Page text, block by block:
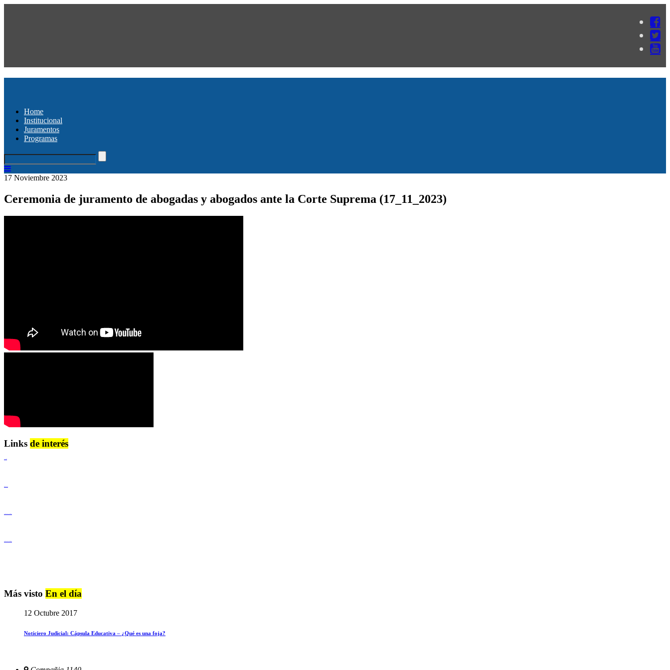
Home
Institucional
Juramentos
Programas
17 Noviembre 2023
Ceremonia de juramento de abogadas y abogados ante la Corte Suprema (17_11_2023)
Links de interés
Más visto En el día
12 Octubre 2017
Noticiero Judicial: Cápsula Educativa – ¿Qué es una foja?